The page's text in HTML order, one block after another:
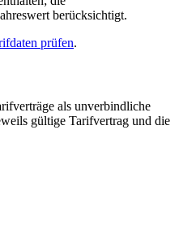
berücksichtigt.
prüfen.
als unverbindliche
gültige Tarifvertrag und die